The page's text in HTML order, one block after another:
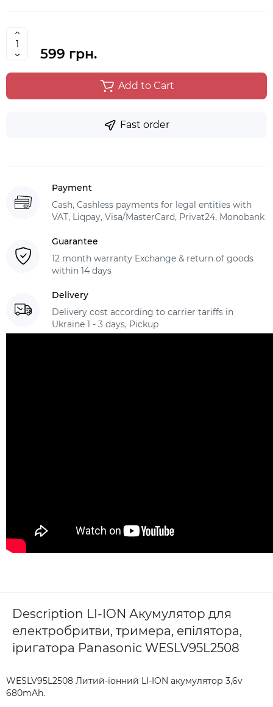
599 грн.
Add to Cart
Fast order
Payment
Cash, Cashless payments for legal entities with
VAT, Liqpay, Visa/MasterCard, Privat24, Monobank
Guarantee
12 month warranty Exchange & return of goods
within 14 days
Delivery
Delivery cost according to carrier tariffs in
Ukraine 1 - 3 days, Pickup
Description LI-ION Акумулятор для
електробритви, тримера, епілятора,
іригатора Panasonic WESLV95L2508
WESLV95L2508 Литий-іонний LI-ION акумулятор 3,6v
680mAh.